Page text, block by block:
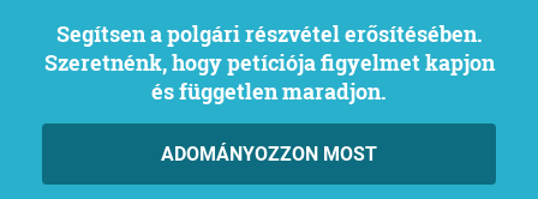
Segítsen a polgári részvétel erősítésében.
Szeretnénk, hogy petíciója figyelmet kapjon
és független maradjon.
ADOMÁNYOZZON MOST